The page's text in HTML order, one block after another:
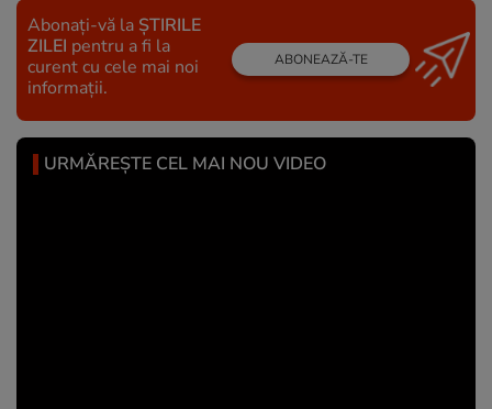
Abonați-vă la ȘTIRILE
ZILEI pentru a fi la
curent cu cele mai noi
informații.
ABONEAZĂ-TE
URMĂREȘTE CEL MAI NOU VIDEO